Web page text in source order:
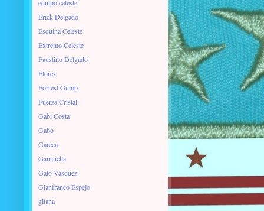
equipo celeste
Erick Delgado
Esquina Celeste
Extremo Celeste
Faustino Delgado
Florez
Forrest Gump
Fuerza Cristal
Gabi Costa
Gabo
Gareca
Garrincha
Gato Vasquez
Gianfranco Espejo
gitana